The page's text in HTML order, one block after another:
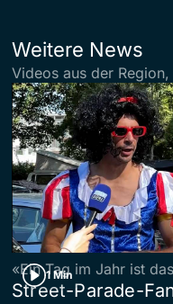
Weitere News
Videos aus der
1 Min
«Ein Tag im Jahr ist
Street-Parade-